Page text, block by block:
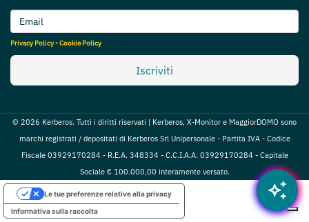
Privacy Policy-Cookie Policy
Iscriviti
© 2026 Kerberos. Tutti i diritti riservati | Kerberos, X-Monitor e MaggiorDOMO sono
marchi registrati / depositati di Kerberos Srl Unipersonale - Partita IVA - Codice
Fiscale 03929170284 - R.E.A. 348334 - C.C.I.A.A. 03929170284 - Capitale
Sociale € 100.000,00 interamente versato.
auto_awesome
Informativa sulla raccolta
Le tue preferenze relative alla privacy